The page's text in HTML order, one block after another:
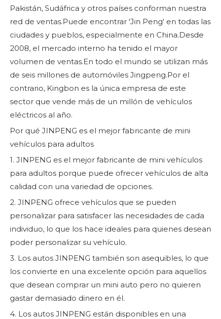
Pakistán, Sudáfrica y otros países conforman nuestra
red de ventas.Puede encontrar 'Jin Peng' en todas las
ciudades y pueblos, especialmente en China.Desde
2008, el mercado interno ha tenido el mayor
volumen de ventas.En todo el mundo se utilizan más
de seis millones de automóviles Jingpeng.Por el
contrario, Kingbon es la única empresa de este
sector que vende más de un millón de vehículos
eléctricos al año.
Por qué JINPENG es el mejor fabricante de mini
vehículos para adultos
1. JINPENG es el mejor fabricante de mini vehículos
para adultos porque puede ofrecer vehículos de alta
calidad con una variedad de opciones.
2. JINPENG ofrece vehículos que se pueden
personalizar para satisfacer las necesidades de cada
individuo, lo que los hace ideales para quienes desean
poder personalizar su vehículo.
3. Los autos JINPENG también son asequibles, lo que
los convierte en una excelente opción para aquellos
que desean comprar un mini auto pero no quieren
gastar demasiado dinero en él.
4. Los autos JINPENG están disponibles en una